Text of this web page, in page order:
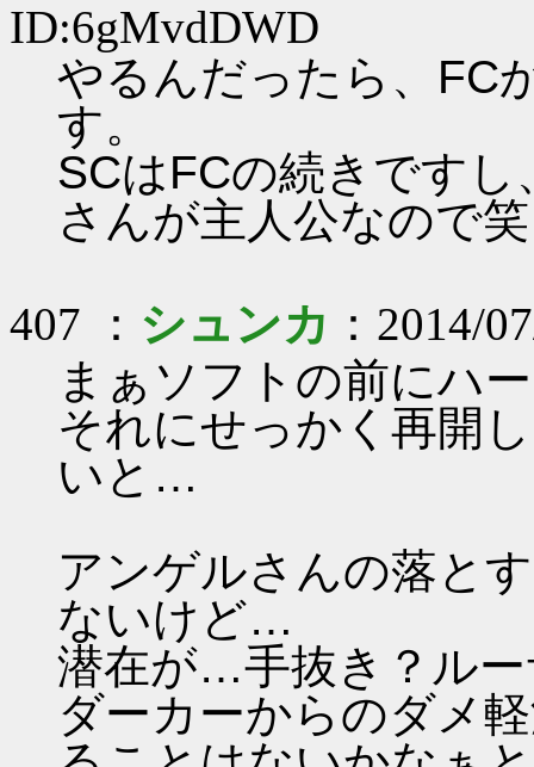
ID:6gMvdDWD
やるんだったら、FC
す。
SCはFCの続きです
さんが主人公なので笑
407 ： シュンカ ：2014/
まぁソフトの前にハ
それにせっかく再開
いと…
アンゲルさんの落と
ないけど…
潜在が…手抜き？ル
ダーカーからのダメ